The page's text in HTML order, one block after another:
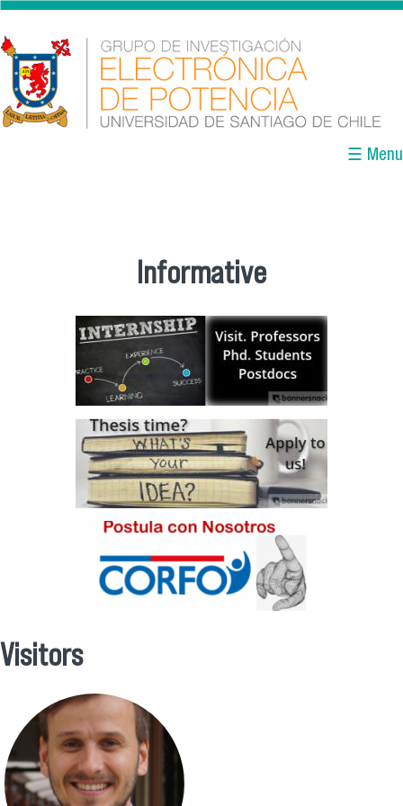
Pasar al contenido principal
☰ Menu
Informative
Visitors